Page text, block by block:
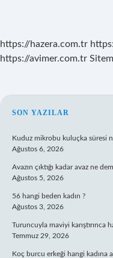
https://hazera.com.tr
https://avimer.com.tr
SIDEBAR
SON YAZILAR
Kuduz mikrobu kuluçka süresi
Ağustos 6, 2026
Avazın çıktığı kadar avaz ne
Ağustos 5, 2026
56 hangi beden kadın ?
Ağustos 3, 2026
Turuncuyla maviyi karıştırınca
Temmuz 29, 2026
Koç burcu erkeği hangi kadına